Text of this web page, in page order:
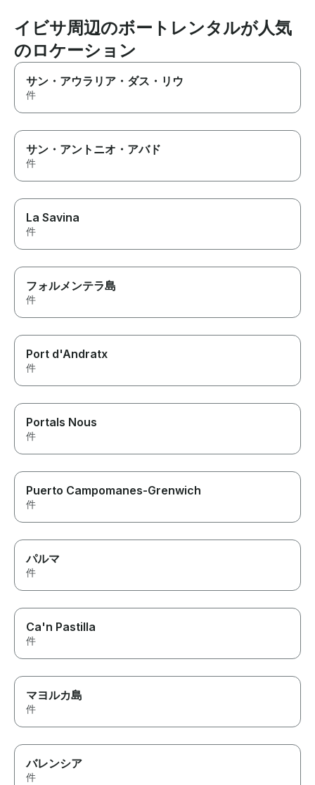
イビサ周辺のボートレンタルが人気
のロケーション
サン・アウラリア・ダス・リウ
件
サン・アントニオ・アバド
件
La Savina
件
フォルメンテラ島
件
Port d'Andratx
件
Portals Nous
件
Puerto Campomanes-Grenwich
件
パルマ
件
Ca'n Pastilla
件
マヨルカ島
件
バレンシア
件